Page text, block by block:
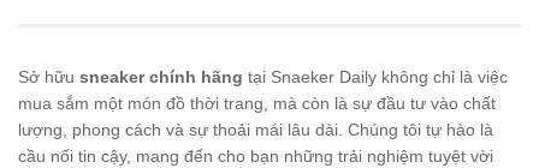
Sở hữu sneaker chính hãng tại Snaeker Daily không chỉ là việc
mua sắm một món đồ thời trang, mà còn là sự đầu tư vào chất
lượng, phong cách và sự thoải mái lâu dài. Chúng tôi tự hào là
cầu nối tin cậy, mang đến cho bạn những trải nghiệm tuyệt vời